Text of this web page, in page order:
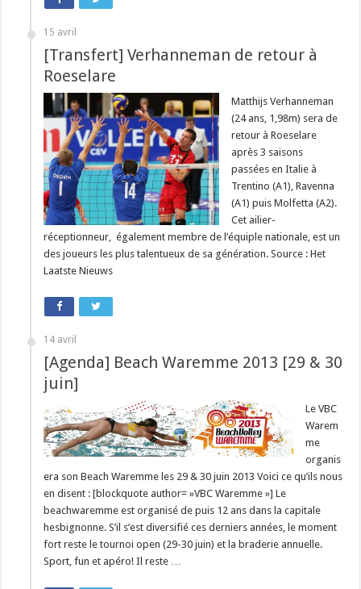
15 avril
[Transfert] Verhanneman de retour à
Roeselare
Matthijs Verhanneman
(24 ans, 1,98m) sera de
retour à Roeselare
après 3 saisons
passées en Italie à
Trentino (A1), Ravenna
(A1) puis Molfetta (A2).
Cet ailier-
réceptionneur, également membre de l’équiple nationale, est un
des joueurs les plus talentueux de sa génération. Source : Het
Laatste Nieuws
14 avril
[Agenda] Beach Waremme 2013 [29 & 30
juin]
Le VBC
Warem
me
organis
era son Beach Waremme les 29 & 30 juin 2013 Voici ce qu’ils nous
en disent : [blockquote author= »VBC Waremme »] Le
beachwaremme est organisé de puis 12 ans dans la capitale
hesbignonne. S’il s’est diversifié ces derniers années, le moment
fort reste le tournoi open (29-30 juin) et la braderie annuelle.
Sport, fun et apéro! Il reste …